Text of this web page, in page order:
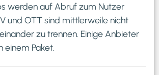
werden auf Abruf zum Nutzer
und OTT sind mittlerweile nicht
zu trennen. Einige Anbieter
einem Paket.